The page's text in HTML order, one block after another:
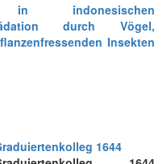
in indonesischen
durch Vögel,
Insekten
1644